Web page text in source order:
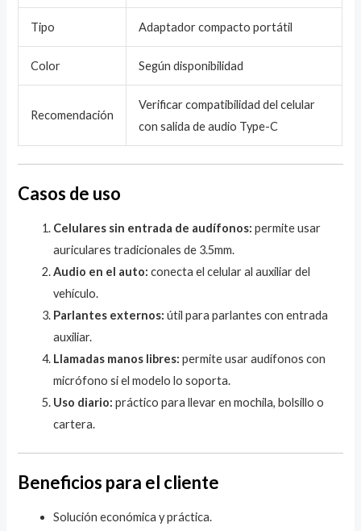
Tipo Adaptador compacto portátil
Color Según disponibilidad
Recomendación
Verificar compatibilidad del celular
con salida de audio Type-C
Casos de uso
Celulares sin entrada de audífonos: permite usar
auriculares tradicionales de 3.5mm.
Audio en el auto: conecta el celular al auxiliar del
vehículo.
Parlantes externos: útil para parlantes con entrada
auxiliar.
Llamadas manos libres: permite usar audífonos con
micrófono si el modelo lo soporta.
Uso diario: práctico para llevar en mochila, bolsillo o
cartera.
Beneficios para el cliente
Solución económica y práctica.